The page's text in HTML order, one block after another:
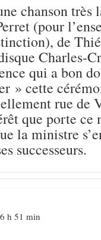
chanson très
(pour
de
Charles-
qui a bon
» cette
rue de
que porte ce
la ministre
successeurs.
h 51 min